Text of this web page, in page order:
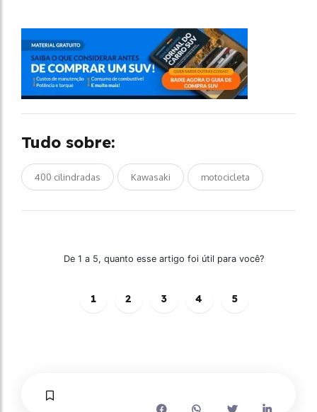
Tudo sobre:
400 cilindradas Kawasaki motocicleta
De 1 a 5, quanto esse artigo foi útil para você?
1 2 3 4 5